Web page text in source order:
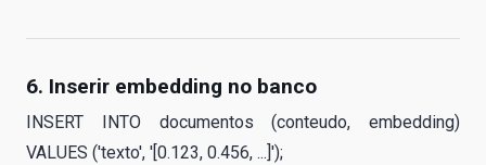
6. Inserir embedding no banco
INSERT INTO documentos (conteudo, embedding)
VALUES ('texto', '[0.123, 0.456, ...]');